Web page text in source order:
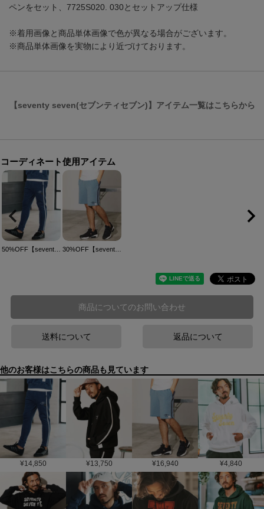
ペンをセット、7725S020. 030とセットアップ仕様
※着用画像と商品単体画像で色が異なる場合がございます。
※商品単体画像を実物により近づけております。
【seventy seven(セブンティセブン)】アイテム一覧はこちらから
コーディネート使用アイテム
商品についてのお問い合わせ
送料について 返品について
他のお客様はこちらの商品も見ています
¥14,850 ¥13,750 ¥16,940 ¥4,840